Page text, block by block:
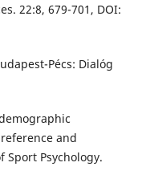
22:8, 679-701, DOI:
Pécs: Dialóg
and
Psychology.